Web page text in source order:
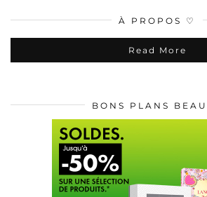
À PROPOS ♡
Read More
BONS PLANS